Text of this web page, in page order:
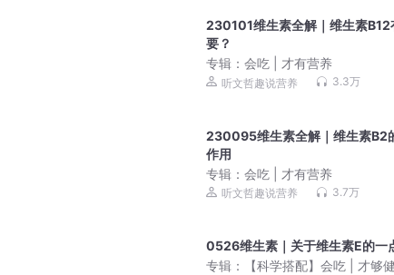
230101维生素全解｜维生素B12
要？
专辑： 会吃 | 才有营养
听文哲趣说营养 3.3万
230095维生素全解｜维生素B2
作用
专辑： 会吃 | 才有营养
听文哲趣说营养 3.7万
0526维生素｜关于维生素E的一
专辑：
【科学搭配】会吃 | 才够